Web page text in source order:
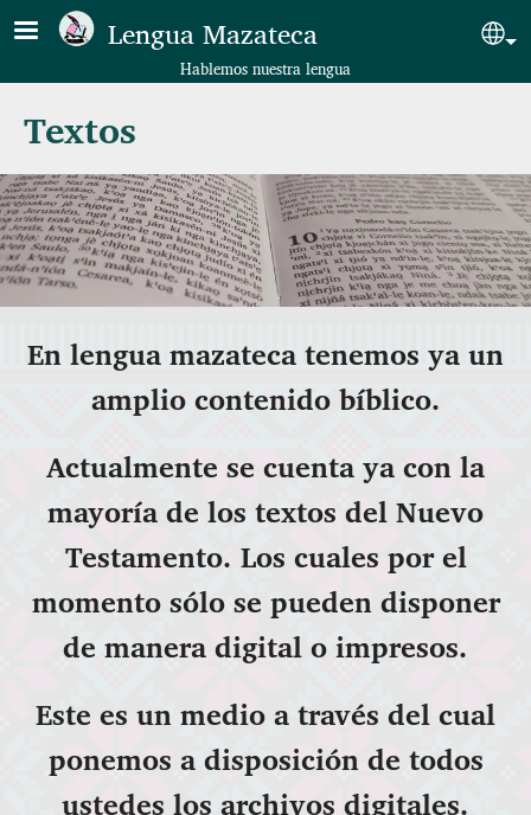
Pasar al contenido principal
Lengua Mazateca
Hablemos nuestra lengua
Textos
En lengua mazateca tenemos ya un
amplio contenido bíblico.
Actualmente se cuenta ya con la
mayoría de los textos del Nuevo
Testamento. Los cuales por el
momento sólo se pueden disponer
de manera digital o impresos.
Este es un medio a través del cual
ponemos a disposición de todos
ustedes los archivos digitales.